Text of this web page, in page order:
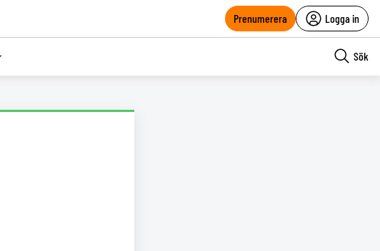
Prenumerera Logga in
Sök